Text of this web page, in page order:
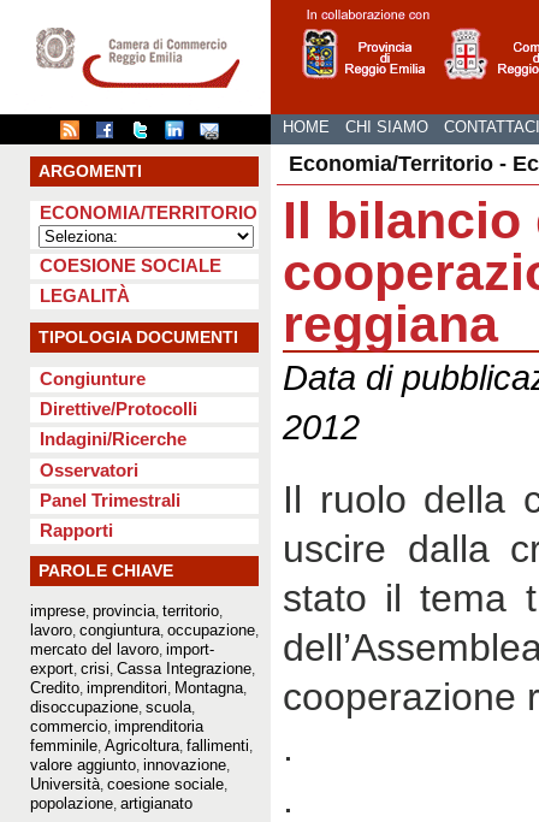
HOME CHI SIAMO CONTATTACI
ARGOMENTI
ECONOMIA/TERRITORIO
COESIONE SOCIALE
LEGALITÀ
TIPOLOGIA DOCUMENTI
Congiunture
Direttive/Protocolli
Indagini/Ricerche
Osservatori
Panel Trimestrali
Rapporti
PAROLE CHIAVE
imprese provincia territorio
lavoro congiuntura occupazione
mercato del lavoro import-
export crisi Cassa Integrazione
Credito imprenditori Montagna
disoccupazione scuola
commercio imprenditoria
femminile Agricoltura fallimenti
valore aggiunto innovazione
Università coesione sociale
popolazione artigianato
Economia/Territorio -
Il bilancio
reggiana
Data di
2012
Il ruolo della
uscire dalla
stato il tema
cooperazione
.
.